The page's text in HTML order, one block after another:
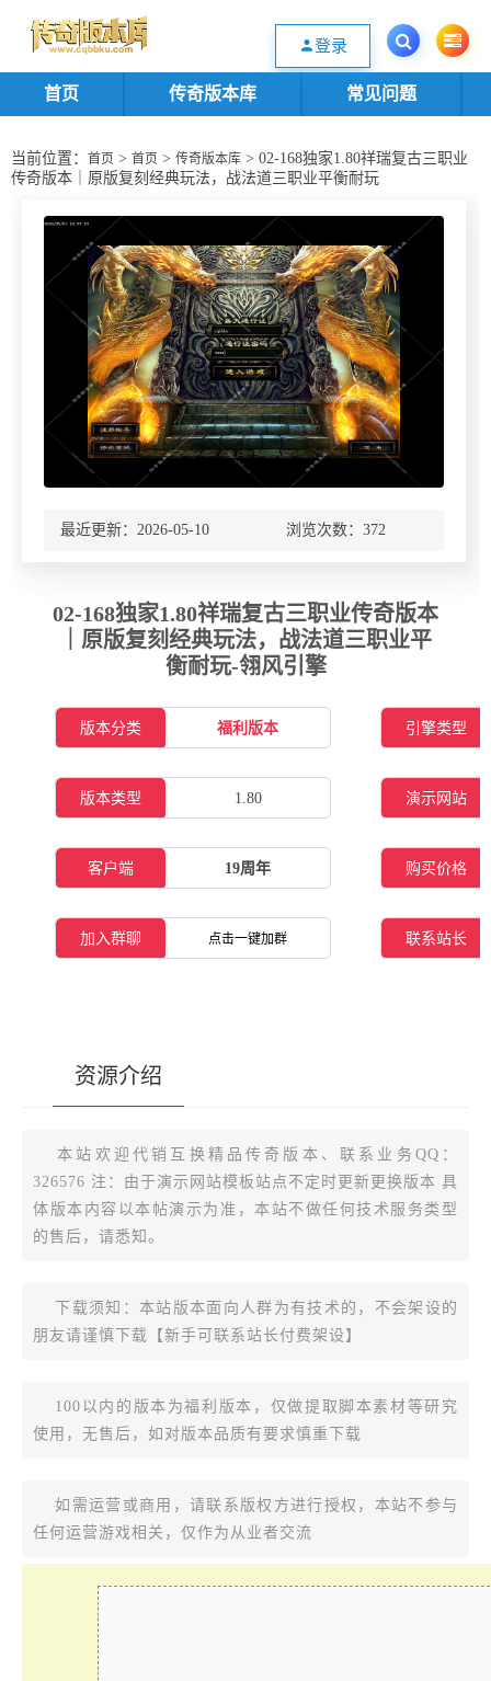
欢迎您光临传奇版本库资源下载站，一个优质的传奇版本源码基地。欢迎选购
登录
首页 传奇版本库 常见问题
当前位置： 首页 > 首页 > 传奇版本库 > 02-168独家1.80祥瑞复古三职业
传奇版本｜原版复刻经典玩法，战法道三职业平衡耐玩
最近更新：2026-05-10 浏览次数： 372
02-168独家1.80祥瑞复古三职业传奇版本
｜原版复刻经典玩法，战法道三职业平
衡耐玩-翎风引擎
版本分类 福利版本 引擎类型
版本类型 1.80 演示网站
客户端 19周年 购买价格
加入群聊 点击一键加群 联系站长
资源介绍
[复制版本链接]
本站欢迎代销互换精品传奇版本、联系业务QQ：
326576 注：由于演示网站模板站点不定时更新更换版本 具
体版本内容以本帖演示为准，本站不做任何技术服务类型
的售后，请悉知。
下载须知：本站版本面向人群为有技术的，不会架设的
朋友请谨慎下载【新手可联系站长付费架设】
100以内的版本为福利版本，仅做提取脚本素材等研究
使用，无售后，如对版本品质有要求慎重下载
如需运营或商用，请联系版权方进行授权，本站不参与
任何运营游戏相关，仅作为从业者交流